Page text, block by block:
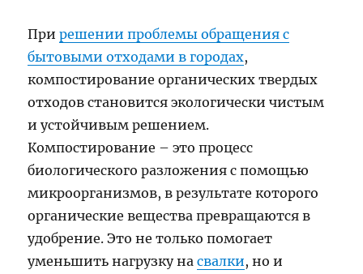
Прирешении проблемы обращения с
бытовыми отходами в городах,
компостирование органических твердых
отходов становится экологически чистым
и устойчивым решением.
Компостирование – это процесс
биологического разложения с помощью
микроорганизмов, в результате которого
органические вещества превращаются в
удобрение. Это не только помогает
уменьшить нагрузку насвалки, но и